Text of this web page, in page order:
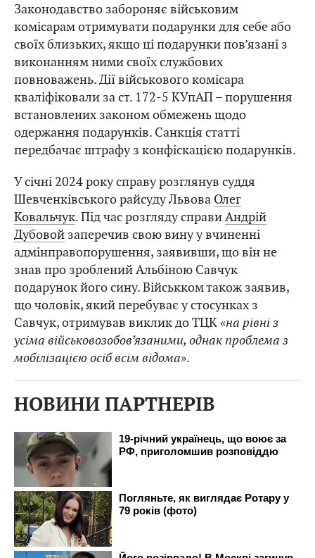
Законодавство забороняє військовим
комісарам отримувати подарунки для себе або
своїх близьких, якщо ці подарунки пов’язані з
виконанням ними своїх службових
повноважень. Дії військового комісара
кваліфіковали за ст. 172-5 КУпАП – порушення
встановлених законом обмежень щодо
одержання подарунків. Санкція статті
передбачає штрафу з конфіскацією подарунків.
У січні 2024 року справу розглянув суддя
Шевченківського райсуду Львова Олег
Ковальчук. Під час розгляду справиАндрій
Дубовой заперечив свою вину у вчиненні
адмінправопорушення, заявивши, що він не
знав про зроблений Альбіною Савчук
подарунок його сину. Військком також заявив,
що чоловік, який перебуває у стосунках з
Савчук, отримував виклик до ТЦК «на рівні з
усіма військовозобов’язаними, однак проблема з
мобілізацією осіб всім відома».
НОВИНИ ПАРТНЕРІВ